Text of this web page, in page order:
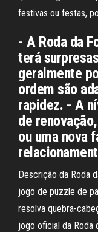
festivas ou festas,
- A Roda da
terá
geralmente
ordem são
rapidez. - A
de
ou uma nova
Descrição da Roda
jogo de puzzle de
resolva quebra-
jogo oficial da Roda